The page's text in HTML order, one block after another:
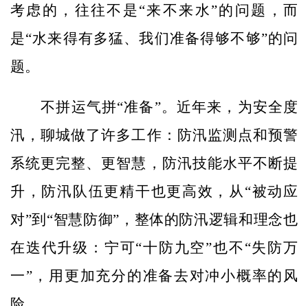
考虑的，往往不是“来不来水”的问题，而
是“水来得有多猛、我们准备得够不够”的问
题。
不拼运气拼“准备”。近年来，为安全度
汛，聊城做了许多工作：防汛监测点和预警
系统更完整、更智慧，防汛技能水平不断提
升，防汛队伍更精干也更高效，从“被动应
对”到“智慧防御”，整体的防汛逻辑和理念也
在迭代升级：宁可“十防九空”也不“失防万
一”，用更加充分的准备去对冲小概率的风